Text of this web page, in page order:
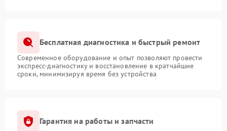
Бесплатная диагностика и быстрый ремонт
Современное оборудование и опыт позволяют провести
экспресс-диагностику и восстановление в кратчайшие
сроки, минимизируя время без устройства
Гарантия на работы и запчасти